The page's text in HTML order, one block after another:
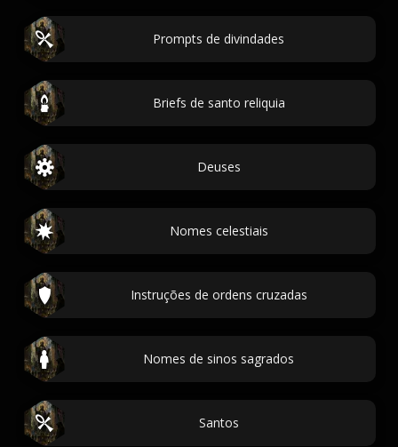
Prompts de divindades
Briefs de santo reliquia
Deuses
Nomes celestiais
Instruções de ordens cruzadas
Nomes de sinos sagrados
Santos